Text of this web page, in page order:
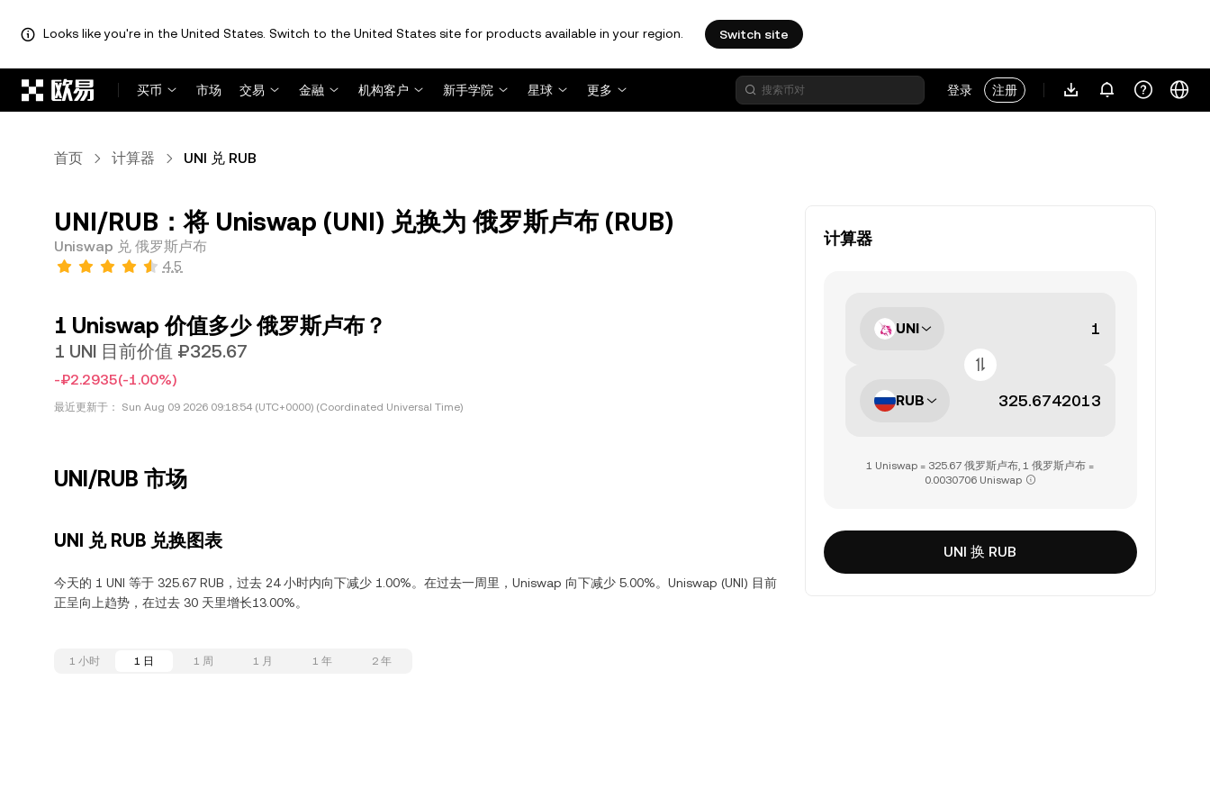
Looks like you're in the United States. Switch to the United States site for products available in your region. Switch site
买币
市场 交易 金融 机构客户 新手学院 星球 更多 登录 注册
首页 计算器 UNI 兑 RUB
UNI/RUB：将 Uniswap (UNI) 兑换为 俄罗斯卢布 (RUB)
Uniswap 兑 俄罗斯卢布
4.5
1 Uniswap 价值多少 俄罗斯卢布？
1 UNI 目前价值 ₽325.67
-₽2.2935(-1.00%)
最近更新于： Sun Aug 09 2026 09:18:54 (UTC+0000) (Coordinated Universal Time)
UNI/RUB 市场
UNI 兑 RUB 兑换图表
今天的 1 UNI 等于 325.67 RUB，过去 24 小时内向下减少 1.00%。在过去一周里，Uniswap 向下减少 5.00%。Uniswap (UNI) 目前
正呈向上趋势，在过去 30 天里增长13.00%。
1 小时 1 日 1 周 1 月 1 年 2 年
计算器
UNI
RUB
1 Uniswap = 325.67 俄罗斯卢布, 1 俄罗斯卢布 =
0.0030706 Uniswap
UNI 换 RUB